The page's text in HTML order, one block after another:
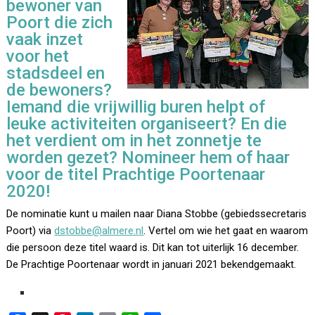
bewoner van
Poort die zich
vaak inzet
voor het
stadsdeel en
de bewoners?
Iemand die vrijwillig buren helpt of
leuke activiteiten organiseert? En die
het verdient om in het zonnetje te
worden gezet? Nomineer hem of haar
voor de titel Prachtige Poortenaar
2020!
De nominatie kunt u mailen naar Diana Stobbe (gebiedssecretaris
Poort) viadstobbe@almere.nl. Vertel om wie het gaat en waarom
die persoon deze titel waard is. Dit kan tot uiterlijk 16 december.
De Prachtige Poortenaar wordt in januari 2021 bekendgemaakt.